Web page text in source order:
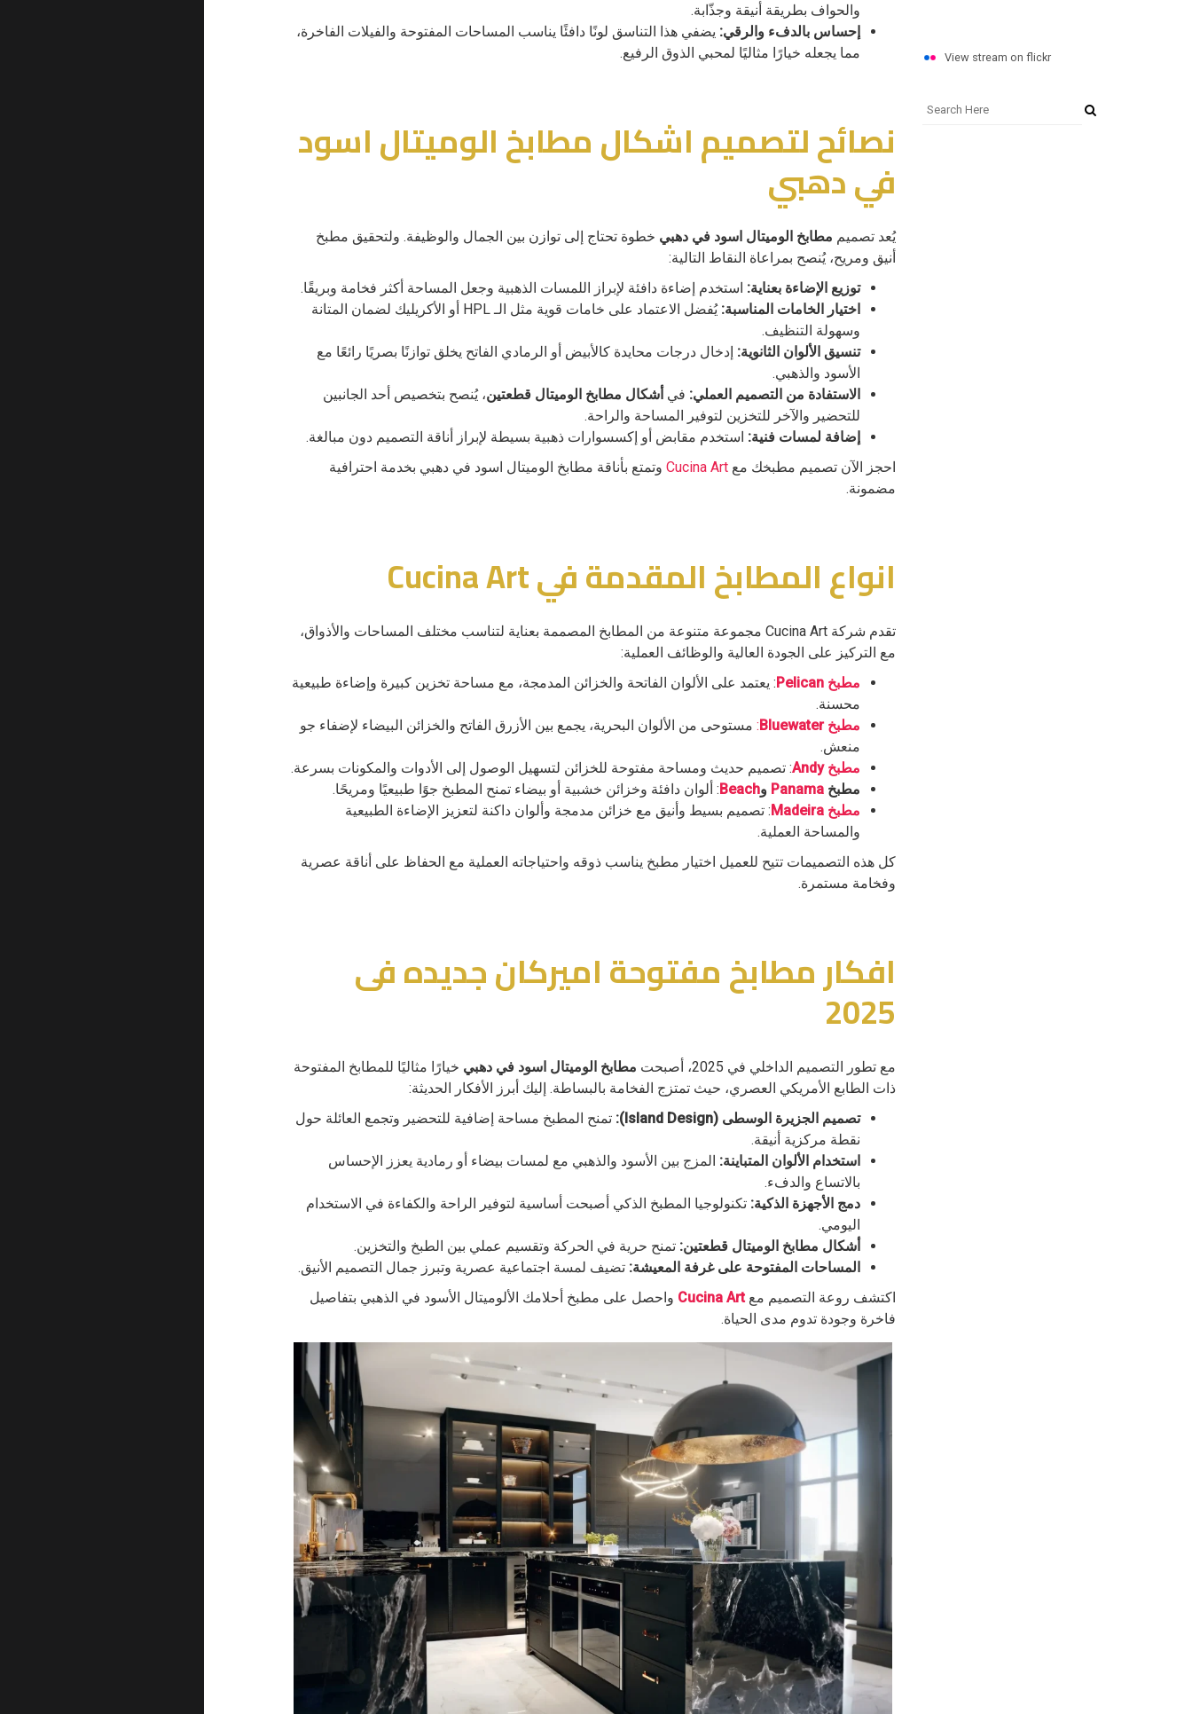
والحواف بطريقة أنيقة وجذّابة.
إحساس بالدفء والرقي: يضفي هذا التناسق لونًا دافئًا يناسب المساحات المفتوحة والفيلات الفاخرة،
مما يجعله خيارًا مثاليًا لمحبي الذوق الرفيع.
نصائح لتصميم اشكال مطابخ الوميتال اسود
في دهبي
يُعد تصميم مطابخ الوميتال اسود في دهبي خطوة تحتاج إلى توازن بين الجمال والوظيفة. ولتحقيق مطبخ
أنيق ومريح، يُنصح بمراعاة النقاط التالية:
توزيع الإضاءة بعناية: استخدم إضاءة دافئة لإبراز اللمسات الذهبية وجعل المساحة أكثر فخامة وبريقًا.
اختيار الخامات المناسبة:
يُفضل الاعتماد على خامات قوية مثل الـ HPL أو الأكريليك لضمان المتانة
وسهولة التنظيف.
تنسيق الألوان الثانوية: إدخال درجات محايدة كالأبيض أو الرمادي الفاتح يخلق توازنًا بصريًا رائعًا مع
الأسود والذهبي.
الاستفادة من التصميم العملي: في أشكال مطابخ الوميتال قطعتين، يُنصح بتخصيص أحد الجانبين
للتحضير والآخر للتخزين لتوفير المساحة والراحة.
إضافة لمسات فنية: استخدم مقابض أو إكسسوارات ذهبية بسيطة لإبراز أناقة التصميم دون مبالغة.
احجز الآن تصميم مطبخك معCucina Art وتمتع بأناقة مطابخ الوميتال اسود في دهبي بخدمة احترافية
مضمونة.
انواع المطابخ​ المقدمة في Cucina Art
تقدم شركة Cucina Art مجموعة متنوعة من المطابخ المصممة بعناية لتناسب مختلف المساحات والأذواق،
مع التركيز على الجودة العالية والوظائف العملية:
مطبخ Pelican
: يعتمد على الألوان الفاتحة والخزائن المدمجة، مع مساحة تخزين كبيرة وإضاءة طبيعية
محسنة.
مطبخ Bluewater
: مستوحى من الألوان البحرية، يجمع بين الأزرق الفاتح والخزائن البيضاء لإضفاء جو
منعش.
مطبخ Andy
: تصميم حديث ومساحة مفتوحة للخزائن لتسهيل الوصول إلى الأدوات والمكونات بسرعة.
مطبخPanama وBeach : ألوان دافئة وخزائن خشبية أو بيضاء تمنح المطبخ جوًا طبيعيًا ومريحًا.
مطبخ Madeira
: تصميم بسيط وأنيق مع خزائن مدمجة وألوان داكنة لتعزيز الإضاءة الطبيعية
والمساحة العملية.
كل هذه التصميمات تتيح للعميل اختيار مطبخ يناسب ذوقه واحتياجاته العملية مع الحفاظ على أناقة عصرية
وفخامة مستمرة.
افكار مطابخ مفتوحة اميركان جديده فى
2025
مع تطور التصميم الداخلي في 2025، أصبحت مطابخ الوميتال اسود في دهبي خيارًا مثاليًا للمطابخ المفتوحة
ذات الطابع الأمريكي العصري، حيث تمتزج الفخامة بالبساطة. إليك أبرز الأفكار الحديثة:
تصميم الجزيرة الوسطى (Island Design):
تمنح المطبخ مساحة إضافية للتحضير وتجمع العائلة حول
نقطة مركزية أنيقة.
استخدام الألوان المتباينة: المزج بين الأسود والذهبي مع لمسات بيضاء أو رمادية يعزز الإحساس
بالاتساع والدفء.
دمج الأجهزة الذكية: تكنولوجيا المطبخ الذكي أصبحت أساسية لتوفير الراحة والكفاءة في الاستخدام
اليومي.
أشكال مطابخ الوميتال قطعتين: تمنح حرية في الحركة وتقسيم عملي بين الطبخ والتخزين.
المساحات المفتوحة على غرفة المعيشة: تضيف لمسة اجتماعية عصرية وتبرز جمال التصميم الأنيق.
اكتشف روعة التصميم مع Cucina Art واحصل على مطبخ أحلامك الألوميتال الأسود في الذهبي بتفاصيل
فاخرة وجودة تدوم مدى الحياة.
View stream on flickr